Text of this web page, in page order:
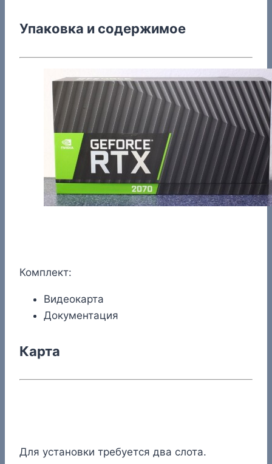
Упаковка и содержимое
Комплект:
Видеокарта
Документация
Карта
Для установки требуется два слота.